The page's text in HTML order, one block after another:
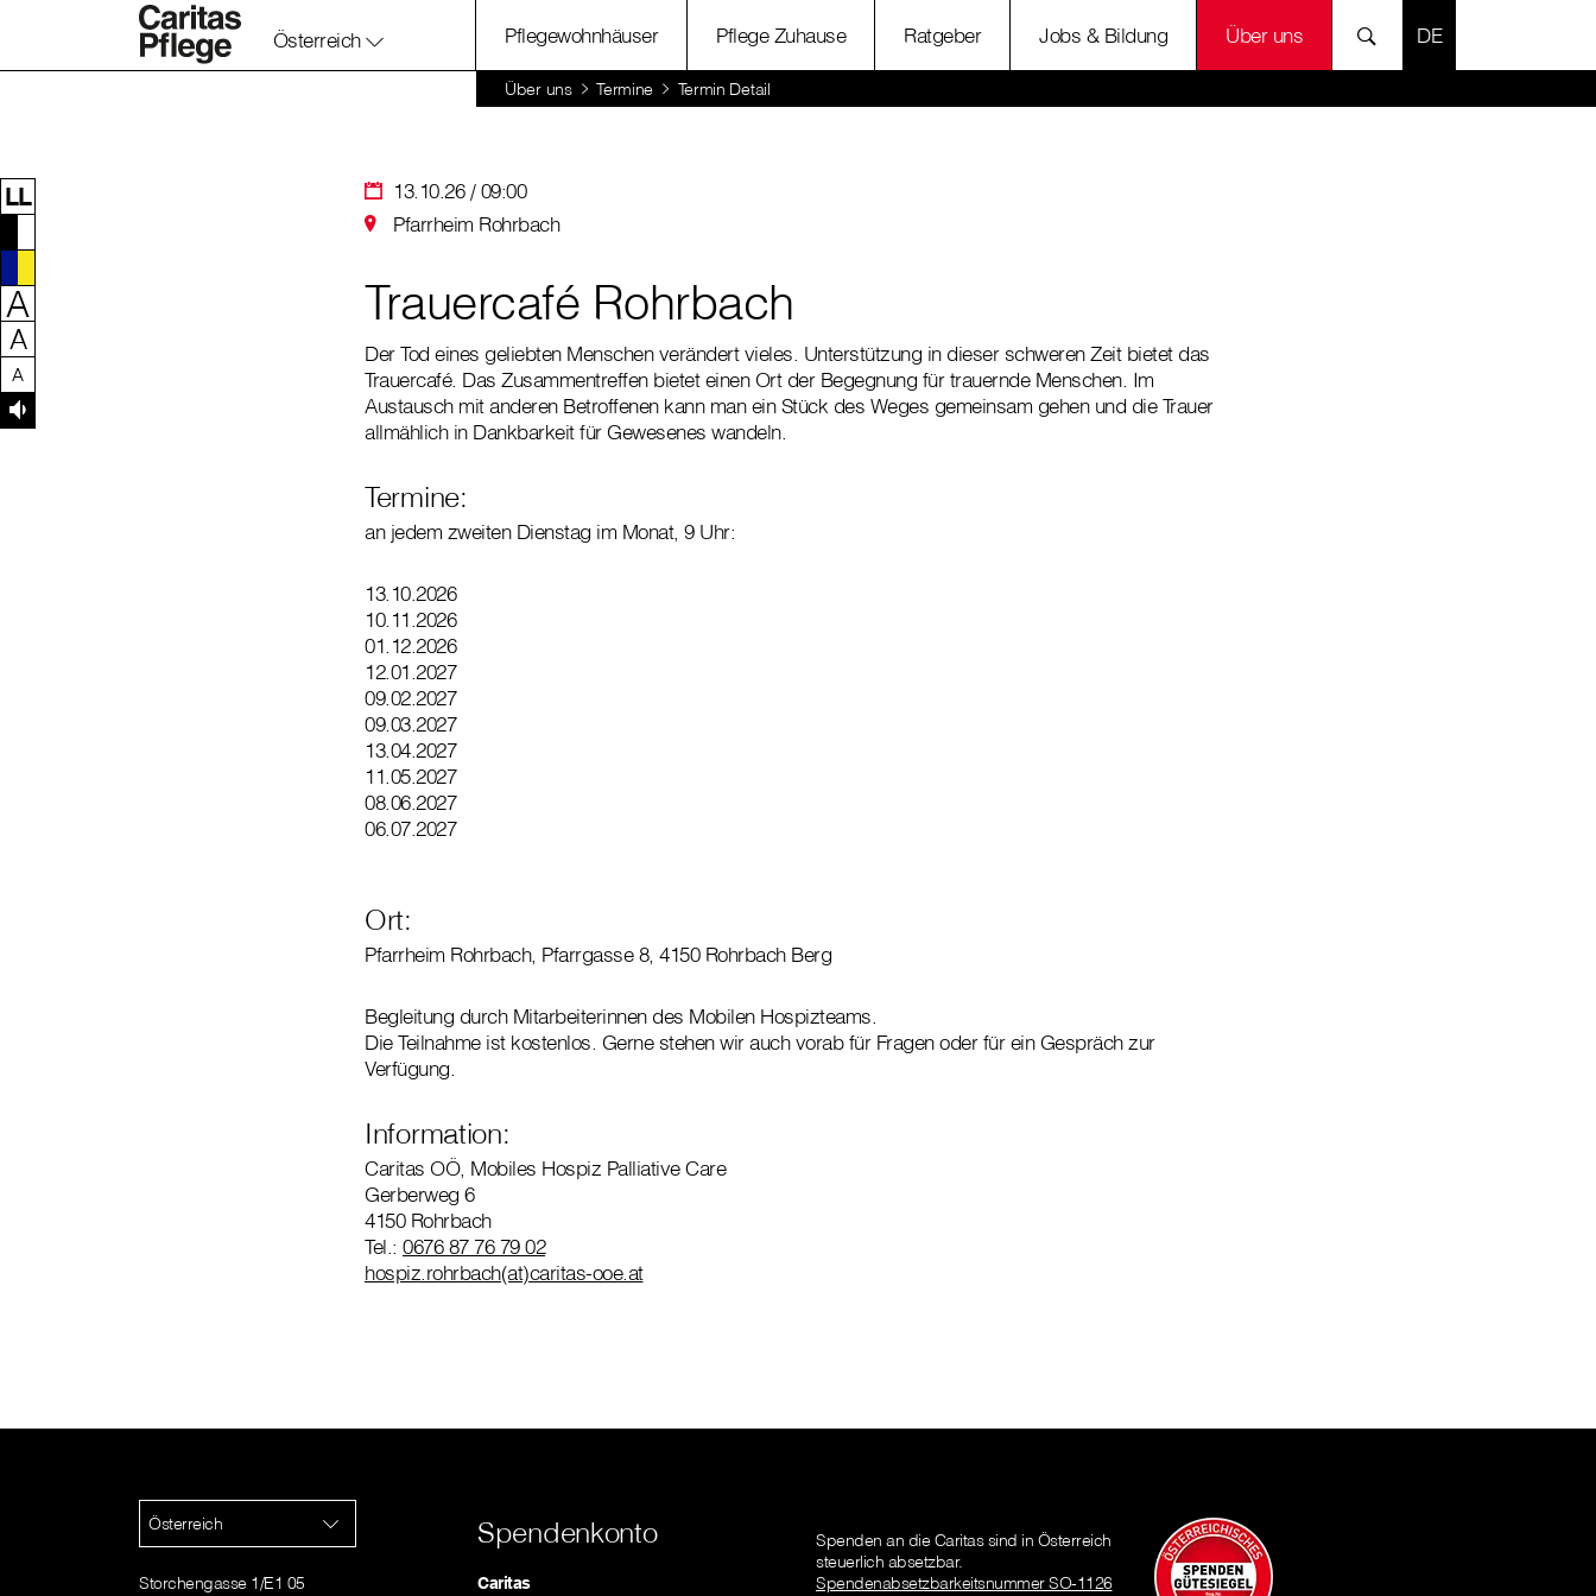
Zum Inhalt dieser Seite
Zur Navigation
Zum Footer dieser Seite
Österreich Pflegewohnhäuser Pflege Zuhause Ratgeber Jobs & Bildung Über uns SPRACHE
Über uns Termine Termin Detail
LL
A
A
A
13.10.26 / 09:00
Pfarrheim Rohrbach
Trauercafé Rohrbach
Der Tod eines geliebten Menschen verändert vieles. Unterstützung in dieser schweren Zeit bietet das
Trauercafé. Das Zusammentreffen bietet einen Ort der Begegnung für trauernde Menschen. Im
Austausch mit anderen Betroffenen kann man ein Stück des Weges gemeinsam gehen und die Trauer
allmählich in Dankbarkeit für Gewesenes wandeln.
Termine:
an jedem zweiten Dienstag im Monat, 9 Uhr:
13.10.2026
10.11.2026
01.12.2026
12.01.2027
09.02.2027
09.03.2027
13.04.2027
11.05.2027
08.06.2027
06.07.2027
Ort:
Pfarrheim Rohrbach, Pfarrgasse 8, 4150 Rohrbach Berg
Begleitung durch Mitarbeiterinnen des Mobilen Hospizteams.
Die Teilnahme ist kostenlos. Gerne stehen wir auch vorab für Fragen oder für ein Gespräch zur
Verfügung.
Information:
Caritas OÖ, Mobiles Hospiz Palliative Care
Gerberweg 6
4150 Rohrbach
Tel.: 0676 87 76 79 02
hospiz.rohrbach(at)caritas-ooe.at
Österreich
Storchengasse 1/E1 05
Spendenkonto
Caritas
Spenden an die Caritas sind in Österreich
steuerlich absetzbar.
Spendenabsetzbarkeitsnummer SO-1126